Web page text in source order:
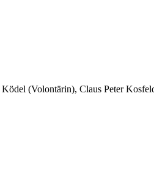
Ködel (Volontärin), Claus Peter